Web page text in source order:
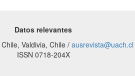
Datos relevantes
Valdivia, Chile / ausrevista@uach.cl
ISSN 0718-204X